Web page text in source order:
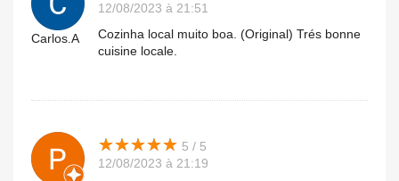
Carlos.A
12/08/2023 à 21:51
Cozinha local muito boa. (Original) Trés bonne
cuisine locale.
★★★★★
★★★★★ 5 / 5
12/08/2023 à 21:19